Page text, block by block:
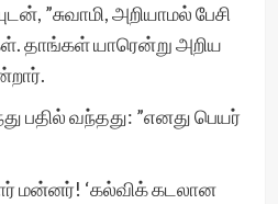
”சுவாமி, அறியாமல் பேசி
தாங்கள் யாரென்று அறிய
பதில் வந்தது: ”எனது பெயர்
மன்னர்! ‘கல்விக் கடலான